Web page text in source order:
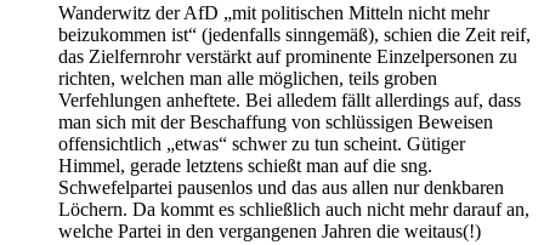
Wanderwitz der AfD „mit politischen Mitteln nicht mehr
beizukommen ist“ (jedenfalls sinngemäß), schien die Zeit reif,
das Zielfernrohr verstärkt auf prominente Einzelpersonen zu
richten, welchen man alle möglichen, teils groben
Verfehlungen anheftete. Bei alledem fällt allerdings auf, dass
man sich mit der Beschaffung von schlüssigen Beweisen
offensichtlich „etwas“ schwer zu tun scheint. Gütiger
Himmel, gerade letztens schießt man auf die sng.
Schwefelpartei pausenlos und das aus allen nur denkbaren
Löchern. Da kommt es schließlich auch nicht mehr darauf an,
welche Partei in den vergangenen Jahren die weitaus(!)